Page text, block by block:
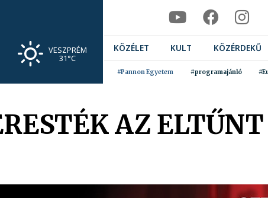
VESZPRÉM
31°C
KÖZÉLET KULT KÖZÉRDEKŰ
#Pannon Egyetem #programajánló
AZ